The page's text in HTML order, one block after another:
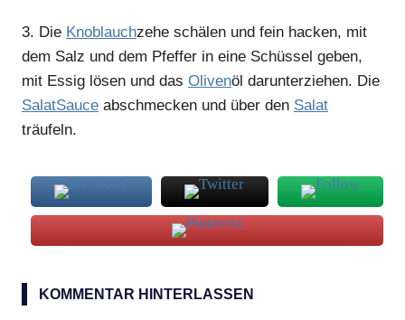
3. Die Knoblauchzehe schälen und fein hacken, mit
dem Salz und dem Pfeffer in eine Schüssel geben,
mit Essig lösen und das Olivenöl darunterziehen. Die
SalatSauce abschmecken und über den Salat
träufeln.
Salat
KOMMENTAR HINTERLASSEN